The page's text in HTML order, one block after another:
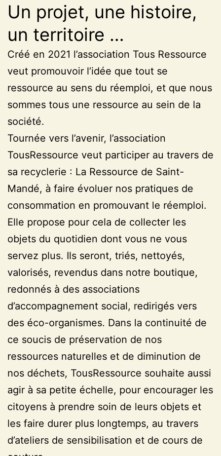
Un projet, une histoire,
un territoire …
Créé en 2021 l’association Tous Ressource
veut promouvoir l’idée que tout se
ressource au sens du réemploi, et que nous
sommes tous une ressource au sein de la
société.
Tournée vers l’avenir, l’association
TousRessource veut participer au travers de
sa recyclerie : La Ressource de Saint-
Mandé, à faire évoluer nos pratiques de
consommation en promouvant le réemploi.
Elle propose pour cela de collecter les
objets du quotidien dont vous ne vous
servez plus. Ils seront, triés, nettoyés,
valorisés, revendus dans notre boutique,
redonnés à des associations
d’accompagnement social, redirigés vers
des éco-organismes. Dans la continuité de
ce soucis de préservation de nos
ressources naturelles et de diminution de
nos déchets, TousRessource souhaite aussi
agir à sa petite échelle, pour encourager les
citoyens à prendre soin de leurs objets et
les faire durer plus longtemps, au travers
d’ateliers de sensibilisation et de cours de